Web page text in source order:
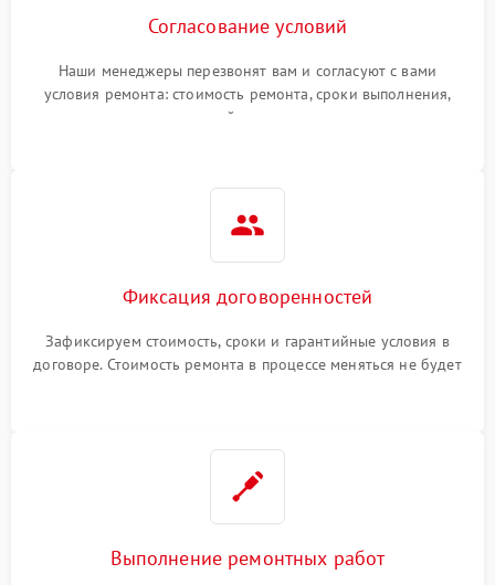
Согласование условий
Наши менеджеры перезвонят вам и согласуют с вами
условия ремонта: стоимость ремонта, сроки выполнения,
гарантийные условия
Фиксация договоренностей
Зафиксируем стоимость, сроки и гарантийные условия в
договоре. Стоимость ремонта в процессе меняться не будет
Выполнение ремонтных работ